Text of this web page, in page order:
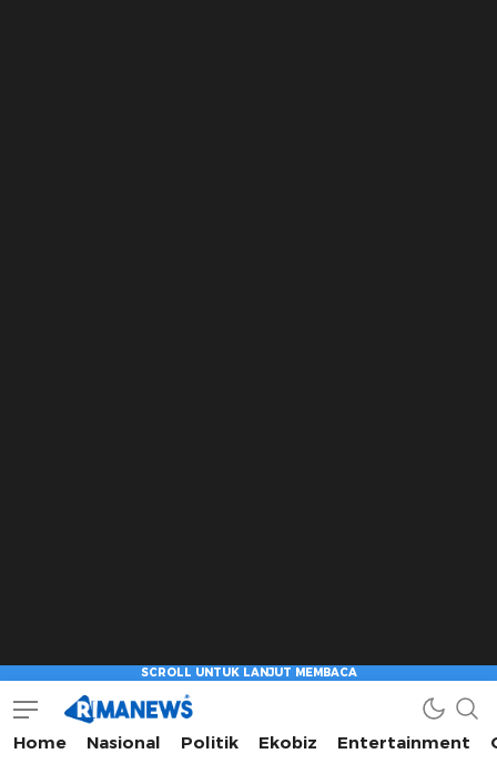
Home Nasional Politik Ekobiz Entertainment